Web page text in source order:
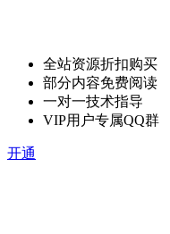
全站资源折扣购买
部分内容免费阅读
一对一技术指导
VIP用户专属QQ群
开通